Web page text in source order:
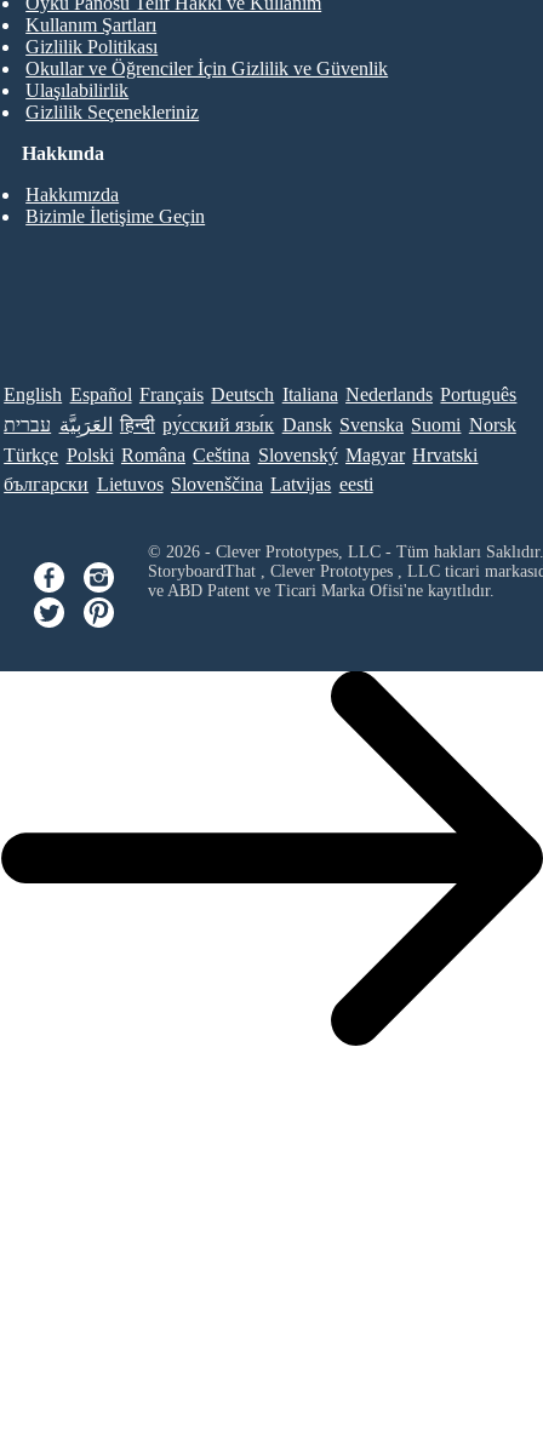
Hakkında
Hakkımızda
Bizimle İletişime Geçin
Kullanım Şartları
Gizlilik Politikası
Okullar ve Öğrenciler İçin Gizlilik ve Güvenlik
Ulaşılabilirlik
Gizlilik Seçenekleriniz
English Español Français Deutsch Italiana Nederlands Português
עברית العَرَبِيَّة हिन्दी ру́сский язы́к Dansk Svenska Suomi Norsk
Türkçe Polski Româna Ceština Slovenský Magyar Hrvatski
български Lietuvos Slovenščina Latvijas eesti
© 2026 - Clever Prototypes, LLC - Tüm hakları Saklıdır.
StoryboardThat , Clever Prototypes , LLCticari
ve ABD Patent ve Ticari Marka Ofisi'ne kayıtlıdır.